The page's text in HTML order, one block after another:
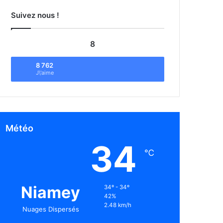
Suivez nous !
8
8 762
J\'aime
Météo
Niamey
Nuages Dispersés
34 ℃
34º - 34º
42%
2.48 km/h